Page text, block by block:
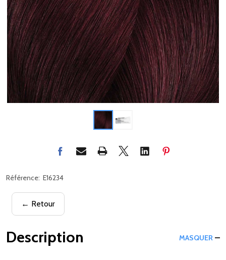
Référence: E16234
← Retour
Description MASQUER